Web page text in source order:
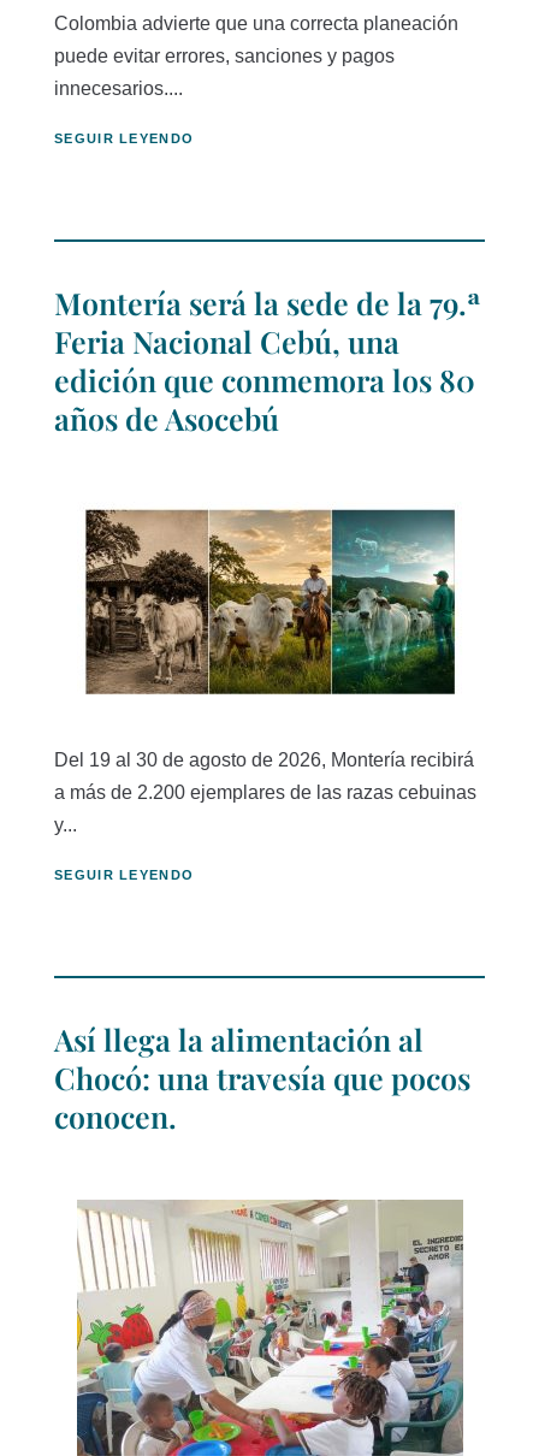
Colombia advierte que una correcta planeación
puede evitar errores, sanciones y pagos
innecesarios....
SEGUIR LEYENDO
Montería será la sede de la 79.ª
Feria Nacional Cebú, una
edición que conmemora los 80
años de Asocebú
Del 19 al 30 de agosto de 2026, Montería recibirá
a más de 2.200 ejemplares de las razas cebuinas
y...
SEGUIR LEYENDO
Así llega la alimentación al
Chocó: una travesía que pocos
conocen.